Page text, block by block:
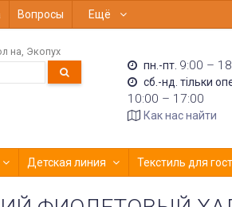
Вопросы Ещё
на Экопух
пн.-пт. 9:00 –
сб.-нд. тільки
10:00 – 17:00
Как нас найти
Детская линия Текстиль для